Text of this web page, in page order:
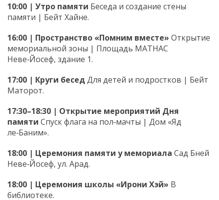
10:00 | Утро памяти Беседа и создание стены
памяти | Бейт Хайне.
16:00 | Пространство «Помним вместе» Открытие
мемориальной зоны | Площадь МАТНАС
Неве‑Йосеф, здание 1.
17:00 | Круги беседДля детей и подростков | Бейт
Маторот.
17:30–18:30 | Открытие мероприятий Дня
памяти Спуск флага на пол‑мачты | Дом «Яд
ле‑Баним».
18:00 | Церемония памяти у мемориала Сад Бней
Неве‑Йосеф, ул. Арад.
18:00 | Церемония школы «Ирони Хэй» В
библиотеке.